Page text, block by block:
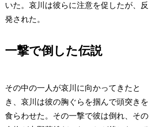
いた。哀川は彼らに注意を促したが、反
発された。
一撃で倒した伝説
その中の一人が哀川に向かってきたと
き、哀川は彼の胸ぐらを掴んで頭突きを
食らわせた。その一撃で彼は倒れ、その